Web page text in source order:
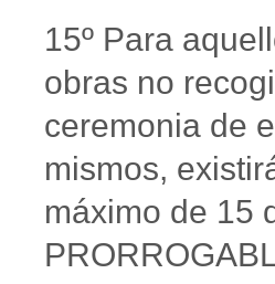
15º Para
obras no
ceremonia de
mismos,
máximo de 15